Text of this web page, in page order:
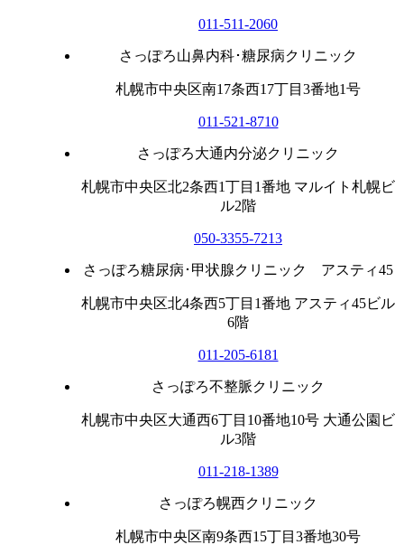
011-511-2060
さっぽろ山鼻内科･糖尿病クリニック
札幌市中央区南17条西17丁目3番地1号
011-521-8710
さっぽろ大通内分泌クリニック
札幌市中央区北2条西1丁目1番地 マルイト札幌ビ
ル2階
050-3355-7213
さっぽろ糖尿病･甲状腺クリニック アスティ45
札幌市中央区北4条西5丁目1番地 アスティ45ビル
6階
011-205-6181
さっぽろ不整脈クリニック
札幌市中央区大通西6丁目10番地10号 大通公園ビ
ル3階
011-218-1389
さっぽろ幌西クリニック
札幌市中央区南9条西15丁目3番地30号